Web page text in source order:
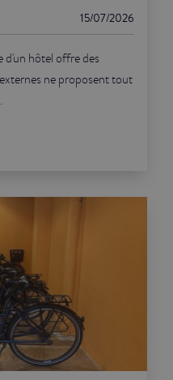
15/07/2026
d'un hôtel offre des
ne proposent tout